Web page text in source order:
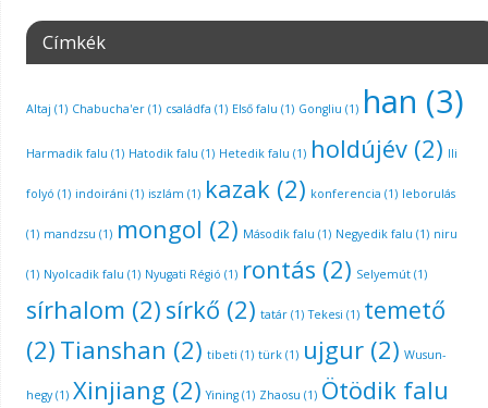
Címkék
Altaj (1) Chabucha'er(1) családfa (1) Első falu (1) Gongliu (1) han (3)
Harmadik falu (1) Hatodik falu (1) Hetedik falu (1) holdújév(2) Ili
folyó (1) indoiráni (1) iszlám (1) kazak(2) konferencia (1) leborulás
(1) mandzsu (1) mongol (2) Második falu (1) Negyedik falu (1) niru
(1) Nyolcadik falu (1) Nyugati Régió (1) rontás (2) Selyemút(1)
sírhalom (2) sírkő (2) tatár(1) Tekesi (1) temető
(2) Tianshan (2) tibeti (1) türk(1) ujgur(2) Wusun-
hegy(1) Xinjiang (2) Yining(1) Zhaosu (1) Ötödik falu